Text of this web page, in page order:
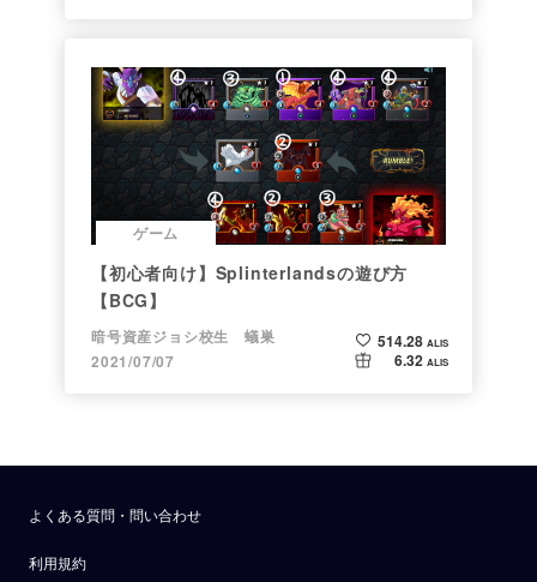
ゲーム
【初心者向け】Splinterlandsの遊び方
【BCG】
暗号資産ジョシ校生 蟻巣
2021/07/07
514.28 ALIS
6.32 ALIS
よくある質問・問い合わせ
利用規約